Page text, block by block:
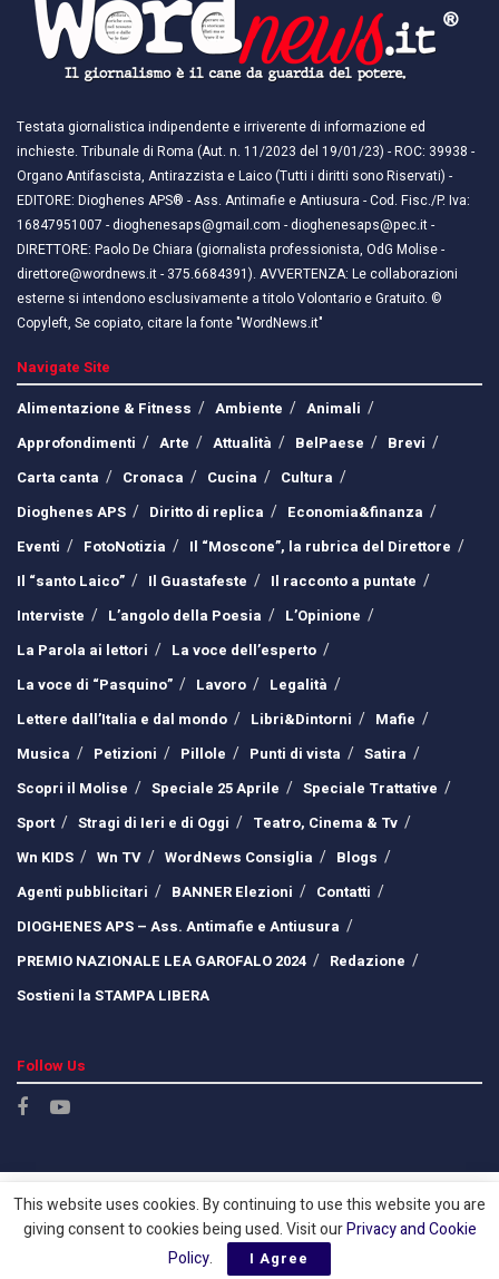
Testata giornalistica indipendente e irriverente di informazione ed
inchieste. Tribunale di Roma (Aut. n. 11/2023 del 19/01/23) - ROC: 39938 -
Organo Antifascista, Antirazzista e Laico (Tutti i diritti sono Riservati) -
EDITORE: Dioghenes APS® - Ass. Antimafie e Antiusura - Cod. Fisc./P. Iva:
16847951007 - dioghenesaps@gmail.com - dioghenesaps@pec.it - ​​
DIRETTORE: Paolo De Chiara (giornalista professionista, OdG Molise -
direttore@wordnews.it - ​​375.6684391). AVVERTENZA: Le collaborazioni
esterne si intendono esclusivamente a titolo Volontario e Gratuito. ©
Copyleft, Se copiato, citare la fonte "WordNews.it"
Navigate Site
Alimentazione & Fitness
Ambiente
Animali
Approfondimenti
Arte Attualità BelPaese
Brevi
Carta canta
Cronaca Cucina
Cultura
Dioghenes APS
Diritto di replica
Economia&finanza
Eventi
FotoNotizia
Il “Moscone”, la rubrica del Direttore
Il “santo Laico”
Il Guastafeste
Il racconto a puntate
Interviste
L’angolo della Poesia
L’Opinione
La Parola ai lettori
La voce dell’esperto
La voce di “Pasquino”
Lavoro
Legalità
Lettere dall’Italia e dal mondo
Libri&Dintorni
Mafie
Musica
Petizioni Pillole Punti di vista
Satira
Scopri il Molise
Speciale 25 Aprile
Speciale Trattative
Sport
Stragi di Ieri e di Oggi
Teatro, Cinema & Tv
Wn KIDS
Wn TV WordNews Consiglia
Blogs
Agenti pubblicitari
BANNER Elezioni
Contatti
DIOGHENES APS – Ass. Antimafie e Antiusura
PREMIO NAZIONALE LEA GAROFALO 2024
Redazione
Sostieni la STAMPA LIBERA
Follow Us
This website uses cookies. By continuing to use this website you are
giving consent to cookies being used. Visit ourPrivacy and Cookie
Policy. I Agree